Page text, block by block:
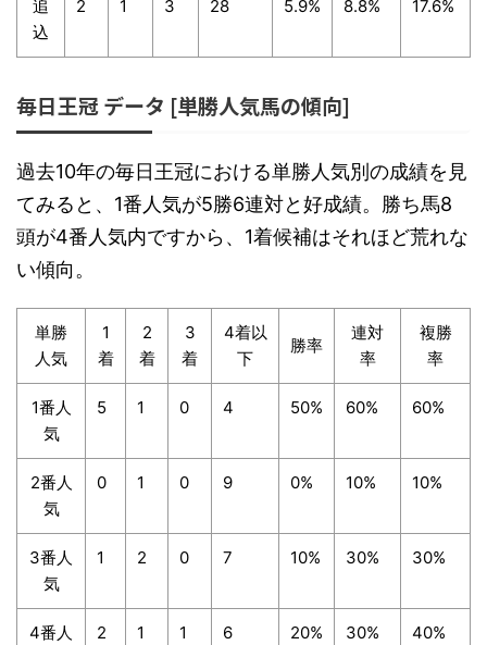
追
込
2 1 3 28 5.9% 8.8% 17.6%
毎日王冠 データ [単勝人気馬の傾向]
過去10年の毎日王冠における単勝人気別の成績を見
てみると、1番人気が5勝6連対と好成績。勝ち馬8
頭が4番人気内ですから、1着候補はそれほど荒れな
い傾向。
単勝
人気
1
着
2
着
3
着
4着以
下
勝率
連対
率
複勝
率
1番人
気
5 1 0 4 50% 60% 60%
2番人
気
0 1 0 9 0% 10% 10%
3番人
気
1 2 0 7 10% 30% 30%
4番人 2 1 1 6 20% 30% 40%